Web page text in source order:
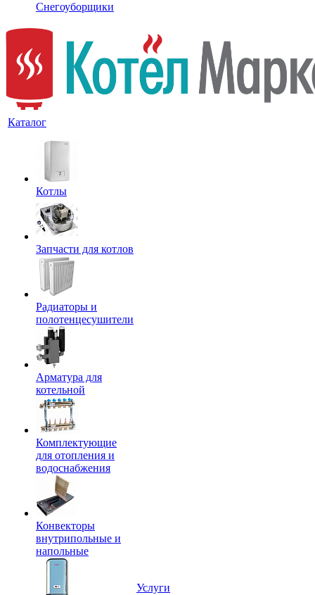
Снегоуборщики
Каталог
Котлы
Запчасти для котлов
Радиаторы и
полотенцесушители
Арматура для
котельной
Комплектующие
для отопления и
водоснабжения
Конвекторы
внутрипольные и
напольные
Услуги